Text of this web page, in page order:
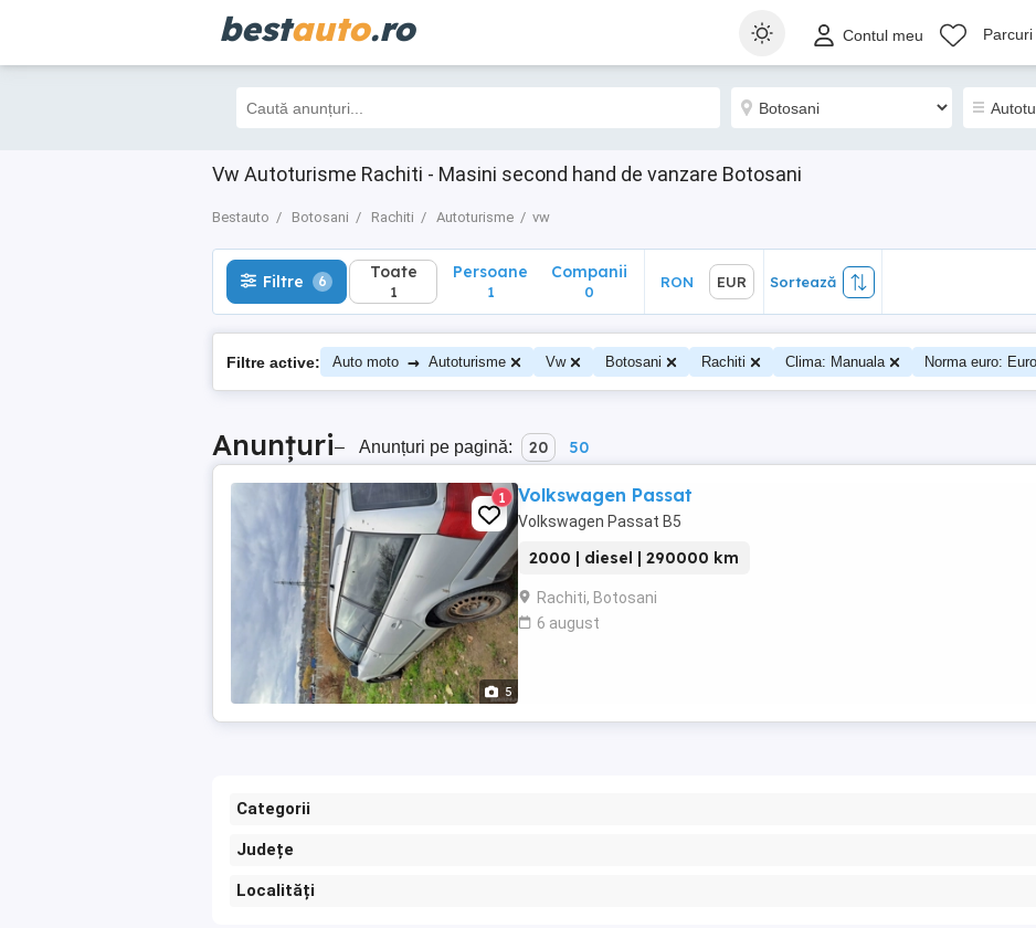
bestauto.ro Contul meu
Vw Autoturisme Rachiti - Masini second hand de vanzare Botosani
Bestauto Botosani Rachiti Autoturisme vw
Filtre 6 Toate
1
Sortează
Filtre 6 Toate
1
Persoane
1
Companii
0
RON EUR Sortează
Filtre active: Auto moto → Autoturisme Vw Botosani Rachiti Clima: Manuala Norma euro:
Anunțuri– Anunțuri pe pagină: 20 50
5
1 Volkswagen Passat
Volkswagen Passat B5
2000 | diesel | 290000 km
Rachiti, Botosani
6 august
Categorii
Județe
Localități